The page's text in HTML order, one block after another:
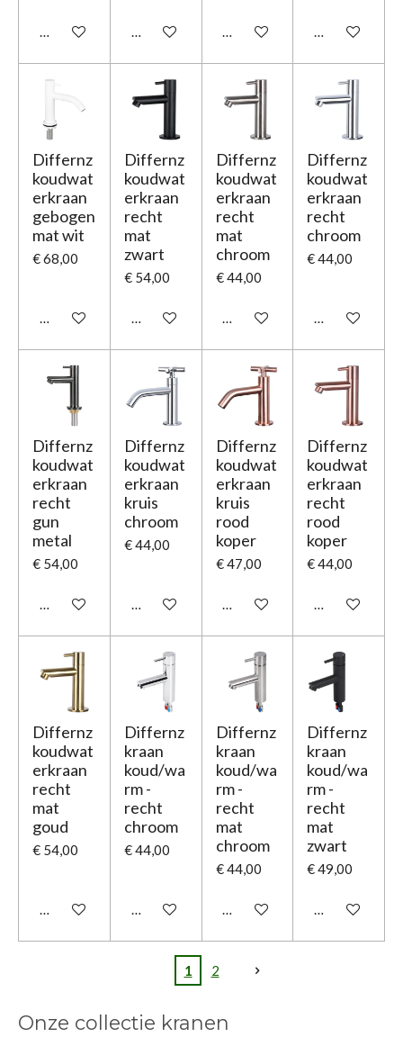
In winkelwagen In winkelwagenIn winkelwagenIn
Differnz
koudwat
erkraan
gebogen
mat wit
€ 68,00
In winkelwagen
Differnz
koudwat
erkraan
recht
mat
zwart
€ 54,00
In winkelwagen
Differnz
koudwat
erkraan
recht
mat
chroom
€ 44,00
In winkelwagen
Differnz
koudwat
erkraan
recht
chroom
€ 44,00
In
Differnz
koudwat
erkraan
recht
gun
metal
€ 54,00
In winkelwagen
Differnz
koudwat
erkraan
kruis
chroom
€ 44,00
In winkelwagen
Differnz
koudwat
erkraan
kruis
rood
koper
€ 47,00
In winkelwagen
Differnz
koudwat
erkraan
recht
rood
koper
€ 44,00
In
Differnz
koudwat
erkraan
recht
mat
goud
€ 54,00
In winkelwagen
Differnz
kraan
koud/wa
rm -
recht
chroom
€ 44,00
In winkelwagen
Differnz
kraan
koud/wa
rm -
recht
mat
chroom
€ 44,00
In winkelwagen
Differnz
kraan
koud/wa
rm -
recht
mat
zwart
€ 49,00
In
1 2
Onze collectie kranen